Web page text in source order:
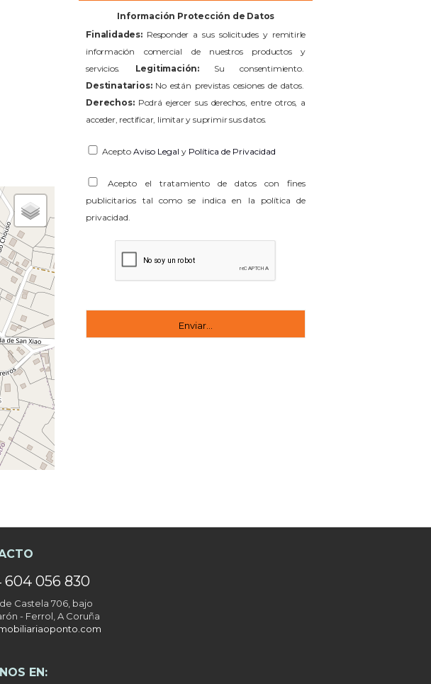
Información Protección de Datos
Finalidades:Responder a sus solicitudes y remitirle
información comercial de nuestros productos y
servicios. Legitimación: Su consentimiento.
Destinatarios:No están previstas cesiones de datos.
Derechos:Podrá ejercer sus derechos, entre otros, a
acceder, rectificar, limitar y suprimir sus datos.
AceptoAviso Legal y Política de Privacidad
Acepto el tratamiento de datos con fines
publicitarios tal como se indica en la política de
privacidad.
604 056 830
Castela 706, bajo
- Ferrol, A Coruña
EN: